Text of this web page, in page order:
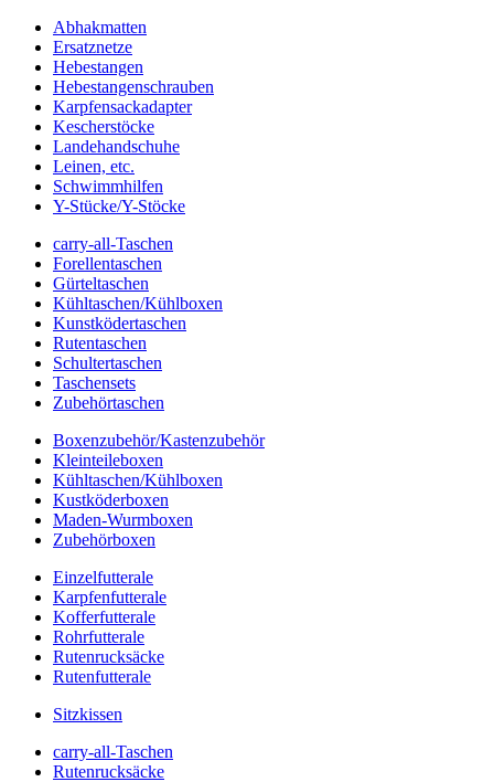
Abhakmatten
Ersatznetze
Hebestangen
Hebestangenschrauben
Karpfensackadapter
Kescherstöcke
Landehandschuhe
Leinen, etc.
Schwimmhilfen
Y-Stücke/Y-Stöcke
carry-all-Taschen
Forellentaschen
Gürteltaschen
Kühltaschen/Kühlboxen
Kunstködertaschen
Rutentaschen
Schultertaschen
Taschensets
Zubehörtaschen
Boxenzubehör/Kastenzubehör
Kleinteileboxen
Kühltaschen/Kühlboxen
Kustköderboxen
Maden-Wurmboxen
Zubehörboxen
Einzelfutterale
Karpfenfutterale
Kofferfutterale
Rohrfutterale
Rutenrucksäcke
Rutenfutterale
Sitzkissen
carry-all-Taschen
Rutenrucksäcke